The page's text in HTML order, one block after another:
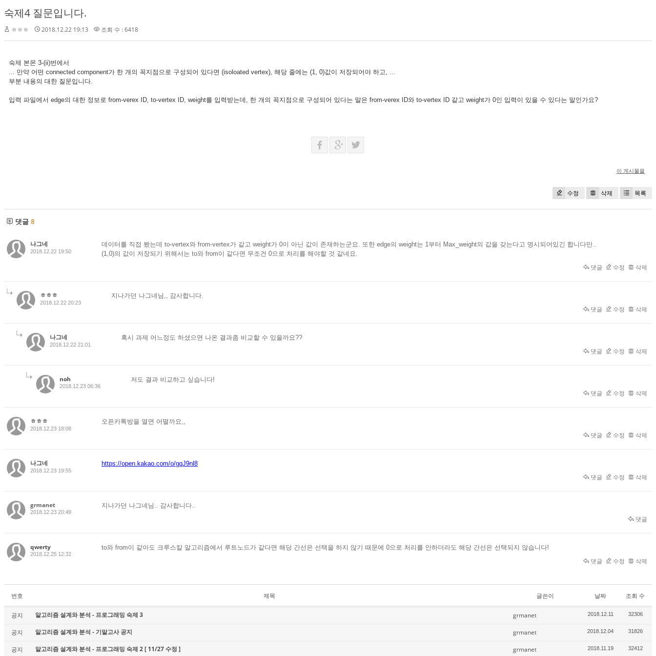
숙제4 질문입니다.
ㅎㅎㅎ 2018.12.22 19:13 조회 수 : 6418
숙제 본몬 3-(ii)번에서
... 만약 어떤 connected component가 한 개의 꼭지점으로 구성되어 있다면 (isoloated vertex), 해당 줄에는 (1, 0)값이 저장되어야 하고, ...
부분 내용의 대한 질문입니다.
입력 파일에서 edge의 대한 정보로 from-verex ID, to-vertex ID, weight를 입력받는데, 한 개의 꼭지점으로 구성되어 있다는 말은 from-verex ID와 to-vertex ID 같고 weight가 0인 입력이 있을 수 있다는 말인가요?
이 게시물을
수정 삭제 목록
댓글 8
나그네
2018.12.22 19:50
데이터를 직접 봤는데 to-vertex와 from-vertex가 같고 weight가 0이 아닌 값이 존재하는군요. 또한 edge의 weight는 1부터 Max_weight의 값을 갖는다고 명시되어있긴 합니다만..
(1,0)의 값이 저장되기 위해서는 to와 from이 같다면 무조건 0으로 처리를 해야할 것 같네요.
댓글 수정 삭제
ㅎㅎㅎ
2018.12.22 20:23
지나가던 나그네님,, 감사합니다.
댓글 수정 삭제
나그네
2018.12.22 21:01
혹시 과제 어느정도 하셨으면 나온 결과좀 비교할 수 있을까요??
댓글 수정 삭제
noh
2018.12.23 06:36
저도 결과 비교하고 싶습니다!
댓글 수정 삭제
ㅎㅎㅎ
2018.12.23 18:08
오픈카톡방을 열면 어떨까요,,
댓글 수정 삭제
나그네
2018.12.23 19:55
https://open.kakao.com/o/gqJ9nl8
댓글 수정 삭제
grmanet
2018.12.23 20:49
지나가던 나그네님.. 감사합니다..
댓글
qwerty
2018.12.25 12:32
to와 from이 같아도 크루스칼 알고리즘에서 루트노드가 같다면 해당 간선은 선택을 하지 않기 때문에 0으로 처리를 안하더라도 해당 간선은 선택되지 않습니다!
댓글 수정 삭제
번호 제목 글쓴이 날짜 조회 수
공지 알고리즘 설계와 분석 - 프로그래밍 숙제 3 grmanet 2018.12.11 32306
공지 알고리즘 설계와 분석 - 기말고사 공지 grmanet 2018.12.04 31826
공지 알고리즘 설계와 분석 - 프로그래밍 숙제 2 [ 11/27 수정 ] grmanet 2018.11.19 32412